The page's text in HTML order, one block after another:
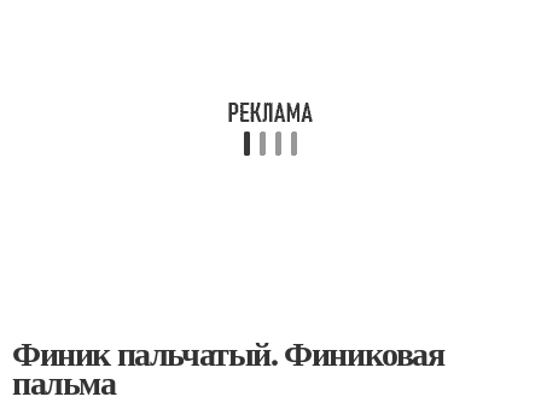
Финик пальчатый. Финиковая
пальма